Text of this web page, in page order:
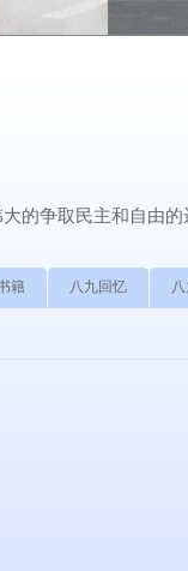
的争取民主和自由
籍 八九回忆